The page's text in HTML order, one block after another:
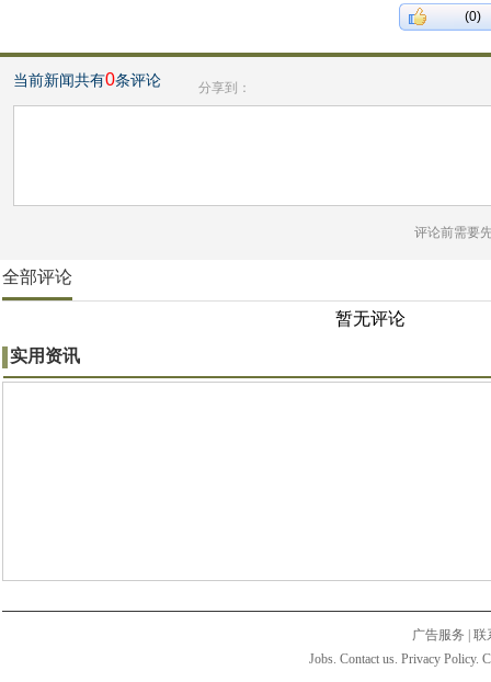
(0)
当前新闻共有0条评论 分享到：
评论前需要
全部评论
暂无评论
实用资讯
广告服务
联
Jobs. Contact us. Privacy Policy.